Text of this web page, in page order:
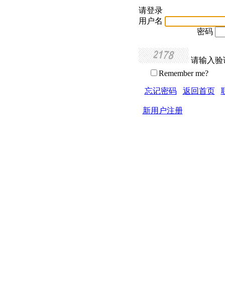
请登录
用户名
密码
请输入验
Remember me?
忘记密码 返回首页
新用户注册